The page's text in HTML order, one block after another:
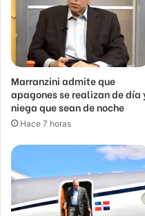
Marranzini admite que
apagones se realizan de día
niega que sean de noche
Hace 7 horas